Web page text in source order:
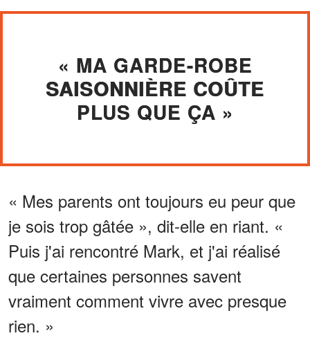
« MA GARDE-ROBE
SAISONNIÈRE COÛTE
PLUS QUE ÇA »
« Mes parents ont toujours eu peur que
je sois trop gâtée », dit-elle en riant. «
Puis j'ai rencontré Mark, et j'ai réalisé
que certaines personnes savent
vraiment comment vivre avec presque
rien. »